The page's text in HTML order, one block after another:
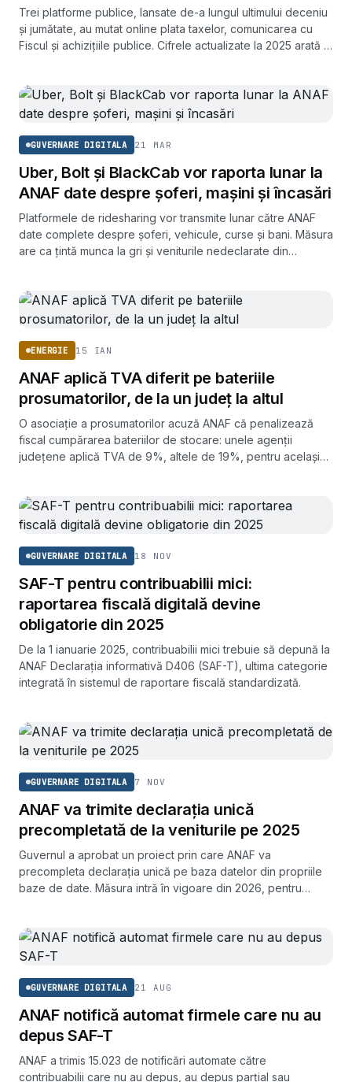
Trei platforme publice, lansate de-a lungul ultimului deceniu
și jumătate, au mutat online plata taxelor, comunicarea cu
Fiscul și achizițiile publice. Cifrele actualizate la 2025 arată o
GUVERNARE DIGITALA 21 MAR
Uber, Bolt și BlackCab vor raporta lunar la
ANAF date despre șoferi, mașini și încasări
Platformele de ridesharing vor transmite lunar către ANAF
date complete despre șoferi, vehicule, curse și bani. Măsura
are ca țintă munca la gri și veniturile nedeclarate din
ENERGIE 15 IAN
ANAF aplică TVA diferit pe bateriile
prosumatorilor, de la un județ la altul
O asociație a prosumatorilor acuză ANAF că penalizează
fiscal cumpărarea bateriilor de stocare: unele agenții
județene aplică TVA de 9%, altele de 19%, pentru același
GUVERNARE DIGITALA 18 NOV
SAF-T pentru contribuabilii mici:
raportarea fiscală digitală devine
obligatorie din 2025
De la 1 ianuarie 2025, contribuabilii mici trebuie să depună la
ANAF Declarația informativă D406 (SAF-T), ultima categorie
integrată în sistemul de raportare fiscală standardizată.
GUVERNARE DIGITALA 7 NOV
ANAF va trimite declarația unică
precompletată de la veniturile pe 2025
Guvernul a aprobat un proiect prin care ANAF va
precompleta declarația unică pe baza datelor din propriile
baze de date. Măsura intră în vigoare din 2026, pentru
GUVERNARE DIGITALA 21 AUG
ANAF notifică automat firmele care nu au
depus SAF-T
ANAF a trimis 15.023 de notificări automate către
contribuabilii care nu au depus, au depus parțial sau